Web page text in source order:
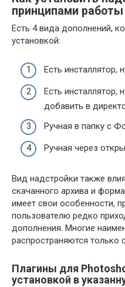
принципами
Есть 4 вида дополнений,
установкой:
Есть инсталлятор,
Есть инсталлятор,
добавить в
Ручная в папку с
Ручная через
Вид надстройки также
скачанного архива и
имеет свои особенности,
пользователю редко
дополнения. Многие
распространяются только
Плагины для
установкой в